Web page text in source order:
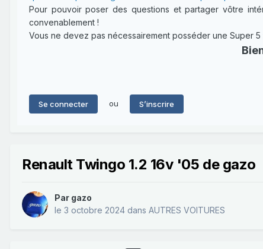
Pour pouvoir poser des questions et partager vôtre
convenablement !
Vous ne devez pas nécessairement posséder une Super
Se connecter ou S’inscrire
Renault Twingo 1.2 16v '05 de gazo
Par gazo
le 3 octobre 2024 dans AUTRES VOITURES